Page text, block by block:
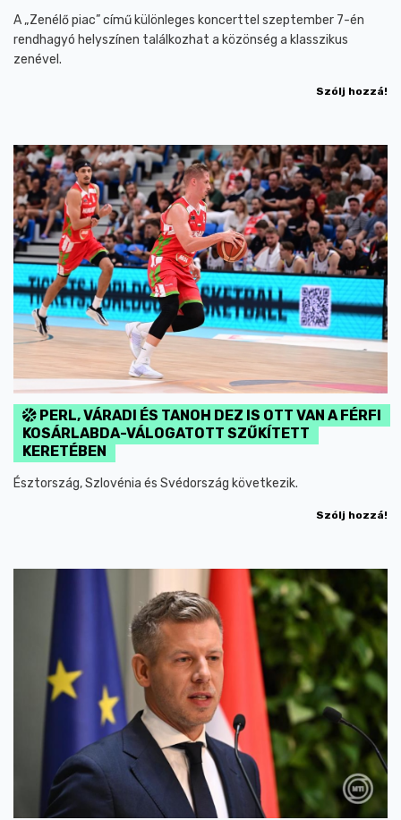
A „Zenélő piac” című különleges koncerttel szeptember 7-én
rendhagyó helyszínen találkozhat a közönség a klasszikus
zenével.
Szólj hozzá!
PERL, VÁRADI ÉS TANOH DEZ IS OTT VAN A FÉRFI
KOSÁRLABDA-VÁLOGATOTT SZŰKÍTETT
KERETÉBEN
Észtország, Szlovénia és Svédország következik.
Szólj hozzá!